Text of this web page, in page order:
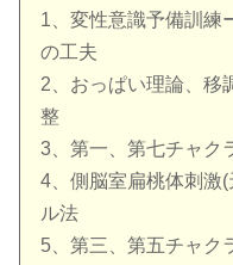
1、変性意識予備訓練
の工夫
2、おっぱい理論、移
整
3、第一、第七チャク
4、側脳室扁桃体刺激
ル法
5、第三、第五チャク